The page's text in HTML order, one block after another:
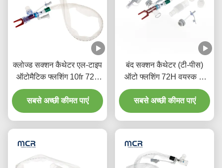
क्लोज्ड सक्शन कैथेटर एल-टाइप
ऑटोमैटिक फ्लशिंग 10fr 72h
अस्पताल के लिए डबल घुमावदार
कोहनी
सबसे अच्छी कीमत पाएं
बंद सक्शन कैथेटर (टी-पीस)
ऑटो फ्लशिंग 72H वयस्क के
लिए
सबसे अच्छी कीमत पाएं